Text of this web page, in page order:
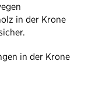
in der Krone
in der Krone